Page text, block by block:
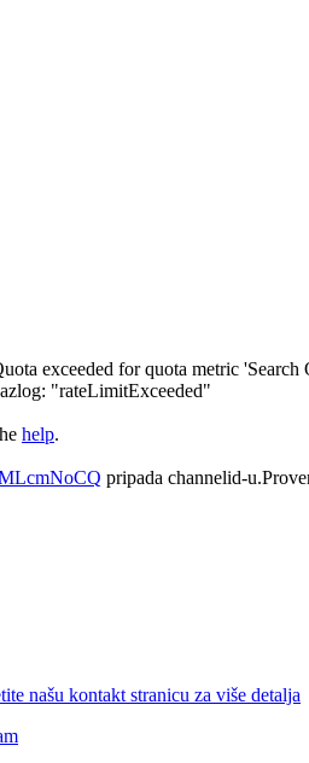
exceeded for quota metric
"rateLimitExceeded"
help.
pripada channelid-
našu kontakt stranicu za više detalja